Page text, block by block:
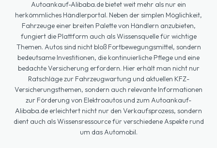
Autoankauf-Alibaba.de bietet weit mehr als nur ein
herkömmliches Händlerportal. Neben der simplen Möglichkeit,
Fahrzeuge einer breiten Palette von Händlern anzubieten,
fungiert die Plattform auch als Wissensquelle für wichtige
Themen. Autos sind nicht bloß Fortbewegungsmittel, sondern
bedeutsame Investitionen, die kontinuierliche Pflege und eine
bedachte Versicherung erfordern. Hier erhält man nicht nur
Ratschläge zur Fahrzeugwartung und aktuellen KFZ-
Versicherungsthemen, sondern auch relevante Informationen
zur Förderung von Elektroautos und zum Autoankauf-
Alibaba.de erleichtert nicht nur den Verkaufsprozess, sondern
dient auch als Wissensressource für verschiedene Aspekte rund
um das Automobil.